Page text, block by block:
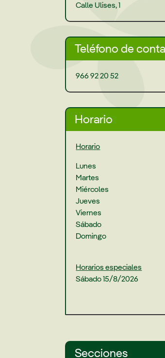
Calle Ulises, 1
Teléfono de
966 92 20 52
Horario
Horario
Domingo
Lunes
Martes
Miércoles
Jueves
Viernes
Sábado
Horarios especiales
Sábado 15/8/2026
Secciones